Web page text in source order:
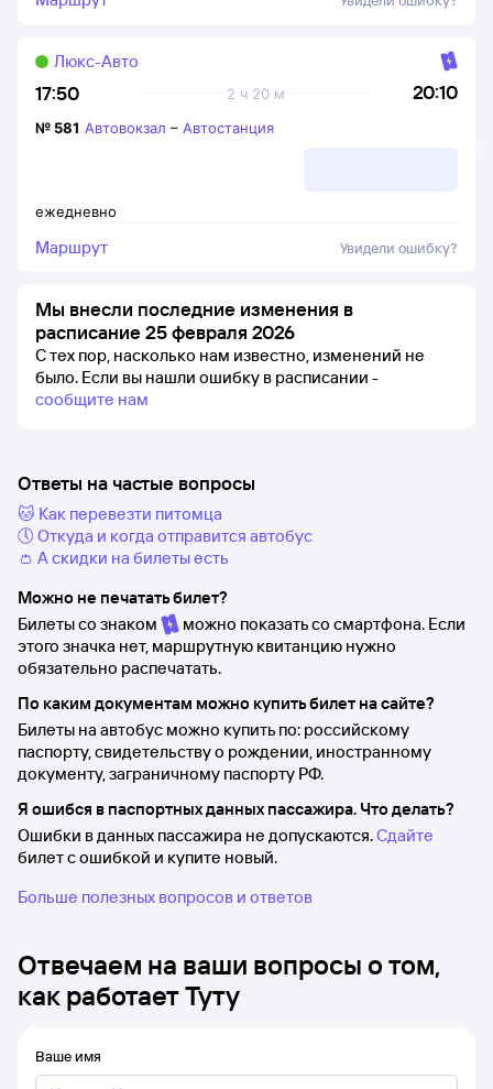
17:50 20:10
2 ч 20 м
Люкс-Авто
ежедневно
№ 581 Автовокзал – Автостанция
Маршрут Увидели ошибку?
Мы внесли последние изменения в
расписание 25 февраля 2026
С тех пор, насколько нам известно, изменений не
было. Если вы нашли ошибку в расписании -
сообщите нам
Ответы на частые вопросы
🐱 Как перевезти питомца
🕔 Откуда и когда отправится автобус
👛 А скидки на билеты есть
Можно не печатать билет?
Билеты со знаком
можно показать со смартфона. Если
этого значка нет, маршрутную квитанцию нужно
обязательно распечатать.
По каким документам можно купить билет на сайте?
Билеты на автобус можно купить по: российскому
паспорту, свидетельству о рождении, иностранному
документу, заграничному паспорту РФ.
Я ошибся в паспортных данных пассажира. Что делать?
Ошибки в данных пассажира не допускаются.Сдайте
билет с ошибкой и купите новый.
Больше полезных вопросов и ответов
Отвечаем на ваши вопросы о том,
как работает Туту
Ваше имя